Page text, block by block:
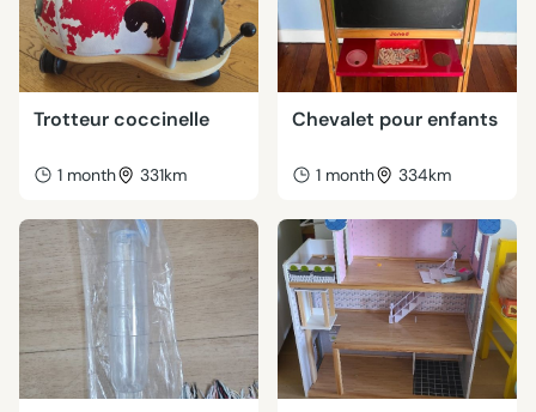
Trotteur coccinelle
1 month 331km
Chevalet pour enfants
1 month 334km